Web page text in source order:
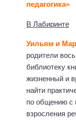
педагогика»
В Лабиринте
Уильям и
родители
библиотеку
жизненный и
найти
по общению с
взросления